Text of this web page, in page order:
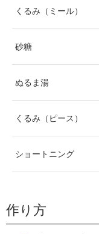
くるみ（ミール）
砂糖
ぬるま湯
くるみ（ピース）
ショートニング
作り方